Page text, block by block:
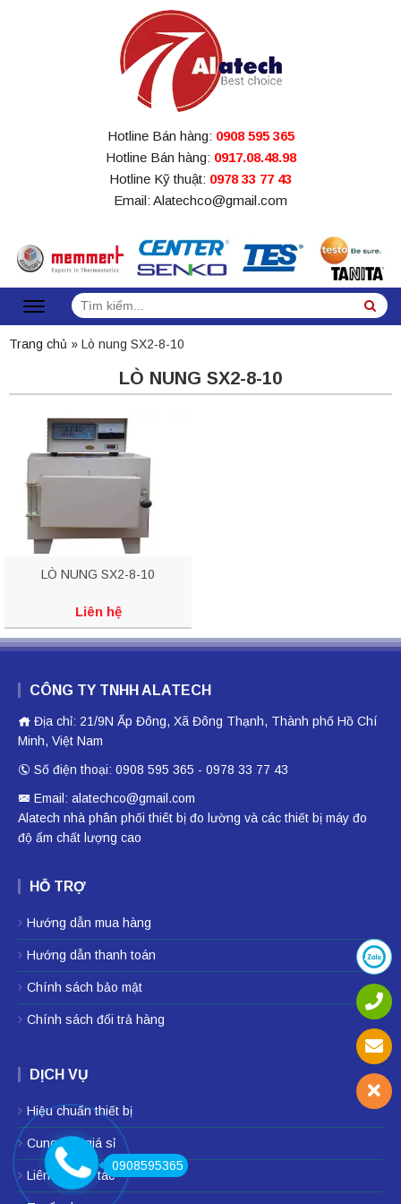
Hotline Bán hàng: 0908 595 365
Hotline Bán hàng: 0917.08.48.98
Hotline Kỹ thuật: 0978 33 77 43
Email: Alatechco@gmail.com
Tìm
kiếm:
Trang chủ » Lò nung SX2-8-10
LÒ NUNG SX2-8-10
LÒ NUNG SX2-8-10
Liên hệ
CÔNG TY TNHH ALATECH
Địa chỉ: 21/9N Ấp Đông, Xã Đông Thạnh, Thành phố Hồ Chí
Minh, Việt Nam
Số điện thoại: 0908 595 365 - 0978 33 77 43
Email: alatechco@gmail.com
Alatech nhà phân phối thiêt bị đo lường và các thiết bị máy đo
độ ẩm chất lượng cao
HỖ TRỢ
Hướng dẫn mua hàng
Hướng dẫn thanh toán
Chính sách bảo mật
Chính sách đổi trả hàng
DỊCH VỤ
Hiệu chuẩn thiết bị
Cung cấp giá sỉ
Liên hệ hợp tác
0908595365